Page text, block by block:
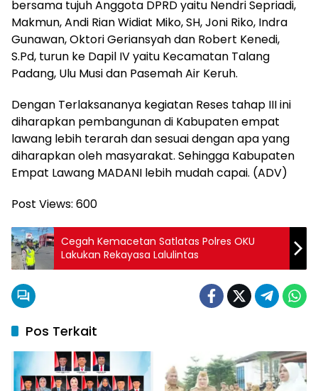
bersama tujuh Anggota DPRD yaitu Nendri Sepriadi,
Makmun, Andi Rian Widiat Miko, SH, Joni Riko, Indra
Gunawan, Oktori Geriansyah dan Robert Kenedi,
S.Pd, turun ke Dapil IV yaitu Kecamatan Talang
Padang, Ulu Musi dan Pasemah Air Keruh.
Dengan Terlaksananya kegiatan Reses tahap III ini
diharapkan pembangunan di Kabupaten empat
lawang lebih terarah dan sesuai dengan apa yang
diharapkan oleh masyarakat. Sehingga Kabupaten
Empat Lawang MADANI lebih mudah capai. (ADV)
Post Views: 600
Cegah Kemacetan Satlatas Polres OKU
Lakukan Rekayasa Lalulintas
Pos Terkait